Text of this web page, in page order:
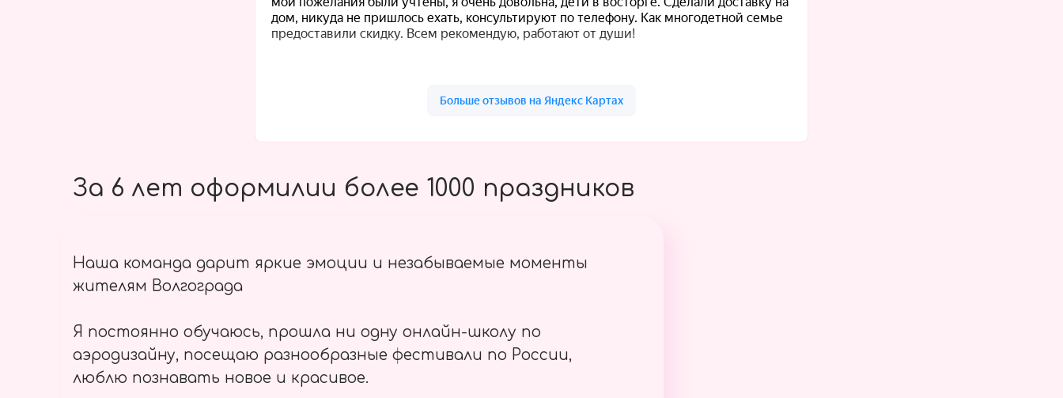
За 6 лет оформилии более 1000 праздников
Наша команда дарит яркие эмоции и незабываемые моменты
жителям Волгограда
Я постоянно обучаюсь, прошла ни одну онлайн-школу по
аэродизайну, посещаю разнообразные фестивали по России,
люблю познавать новое и красивое.